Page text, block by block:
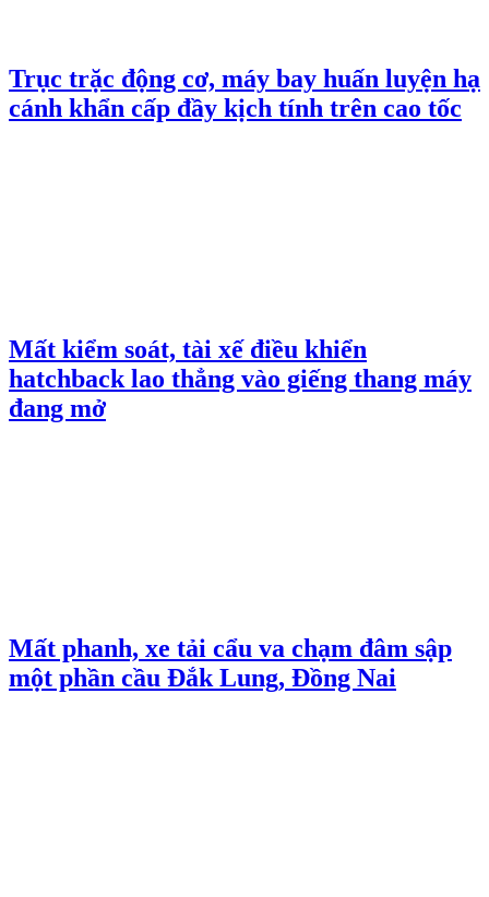
Trục trặc động cơ, máy bay huấn luyện hạ
cánh khẩn cấp đầy kịch tính trên cao tốc
Mất kiểm soát, tài xế điều khiển
hatchback lao thẳng vào giếng thang máy
đang mở
Mất phanh, xe tải cẩu va chạm đâm sập
một phần cầu Đắk Lung, Đồng Nai